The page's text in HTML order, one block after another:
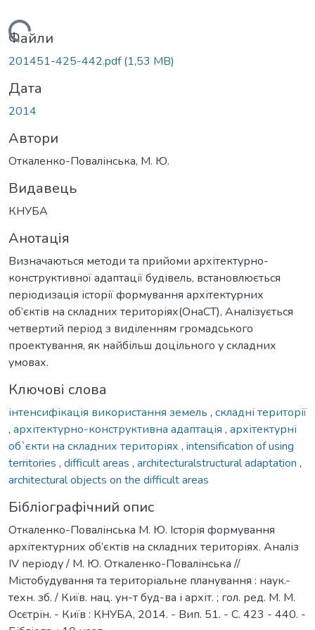
Вантажиться...
Файли
201451-425-442.pdf(1,53 MB)
Дата
2014
Автори
Откаленко-Повалінська, М. Ю.
Видавець
КНУБА
Анотація
Визначаються методи та прийоми архітектурно-
конструктивної адаптації будівель, встановлюється
періодизація історії формування архітектурних
об’єктів на складних територіях(ОнаСТ), Аналізується
четвертий період з виділенням громадського
проектування, як найбільш доцільного у складних
умовах.
Ключові слова
інтенсифікація використання земель , складні території
, архітектурно-конструктивна адаптація , архітектурні
об`єкти на складних територіях , intensification of using
territories , difficult areas , architecturalstructural adaptation ,
architectural objects on the difficult areas
Бібліографічний опис
Откаленко-Повалінська М. Ю. Історія формування
архітектурних об’єктів на складних територіях. Аналіз
IV періоду / М. Ю. Откаленко-Повалінська //
Містобудування та територіальне планування : наук.-
техн. зб. / Київ. нац. ун-т буд-ва і архіт. ; гол. ред. М. М.
Осєтрін. - Київ : КНУБА, 2014. - Вип. 51. - С. 423 - 440. -